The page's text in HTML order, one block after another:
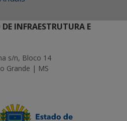
INFRAESTRUTURA E
s/n, Bloco 14
Grande | MS